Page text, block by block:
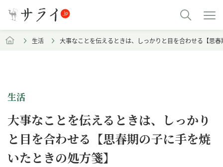
生活 大事なことを伝えるときは、しっかりと目を合わせる【思
生活
大事なことを伝えるときは、しっかり
と目を合わせる【思春期の子に手を焼
いたときの処方箋】